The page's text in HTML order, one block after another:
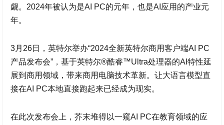
觑。2024年被认为是AI PC的元年，也是AI应用的产业元
年。
3月26日，英特尔举办“2024全新英特尔商用客户端AI PC
产品发布会”，基于英特尔®酷睿™Ultra处理器的AI特性延
展到商用领域，带来商用电脑技术革新。让大语言模型直
接在AI PC本地直接跑起来已经成为现实。
在此次发布会上，芥末堆得以一窥AI PC在教育领域的应